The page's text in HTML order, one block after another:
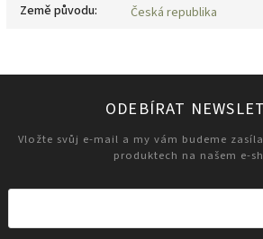
Země původu: Česká republika
ODEBÍRAT
Vložte svůj e-mail a my vám budeme
produktech na našem e-